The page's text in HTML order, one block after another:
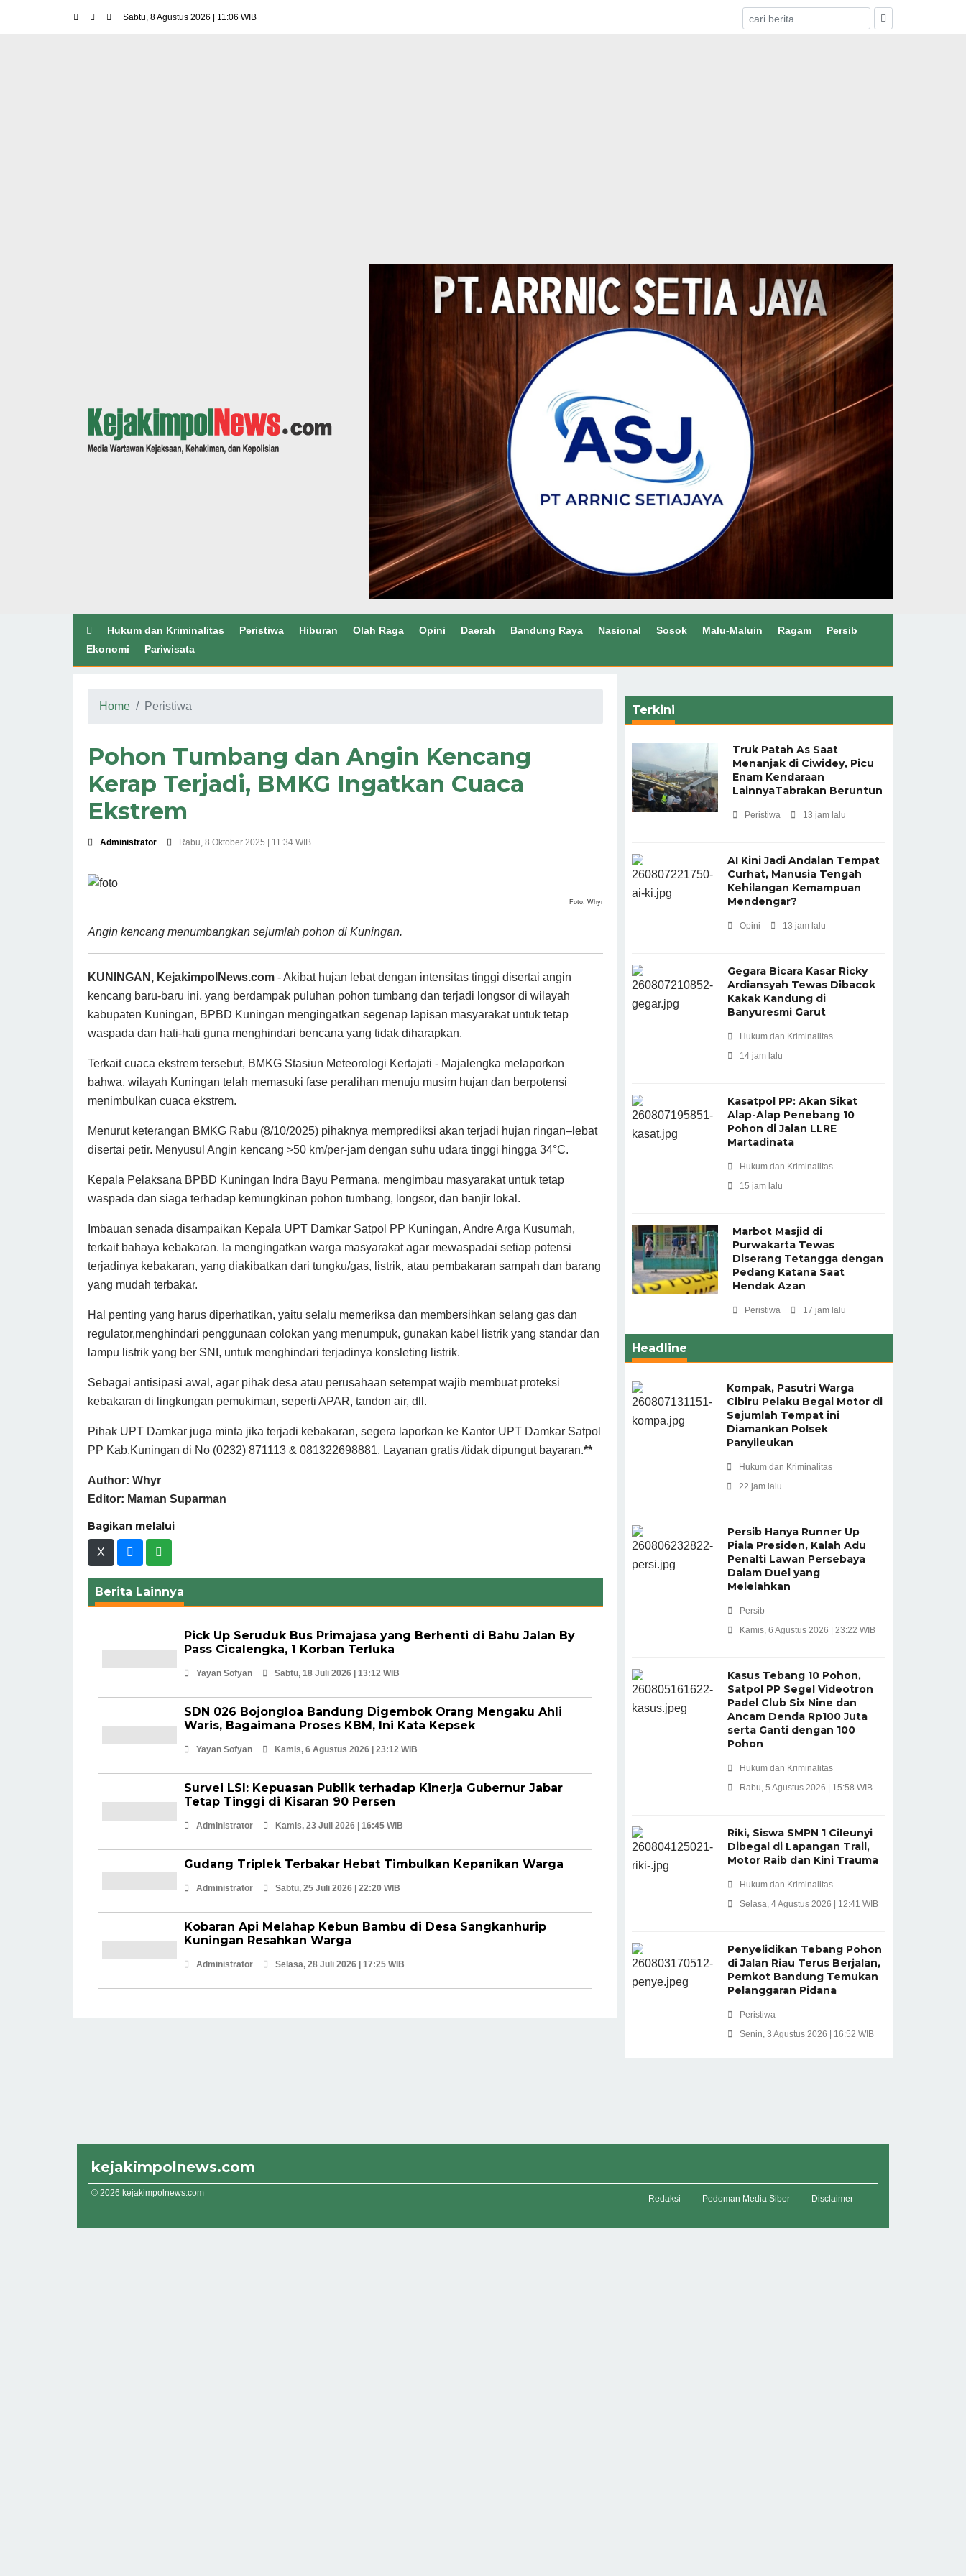
Sabtu, 8 Agustus 2026 | 11:06 WIB
Hukum dan Kriminalitas Peristiwa Hiburan Olah Raga Opini Daerah Bandung Raya Nasional Sosok Malu-Maluin Ragam
Persib
Ekonomi
Pariwisata
Home Peristiwa
Pohon Tumbang dan Angin Kencang
Kerap Terjadi, BMKG Ingatkan Cuaca
Ekstrem
Administrator Rabu, 8 Oktober 2025 | 11:34 WIB
Foto: Whyr
Angin kencang menumbangkan sejumlah pohon di Kuningan.
KUNINGAN, KejakimpolNews.com - Akibat hujan lebat dengan intensitas tinggi disertai angin
kencang baru-baru ini, yang berdampak puluhan pohon tumbang dan terjadi longsor di wilayah
kabupaten Kuningan, BPBD Kuningan mengingatkan segenap lapisan masyarakat untuk tetap
waspada dan hati-hati guna menghindari bencana yang tidak diharapkan.
Terkait cuaca ekstrem tersebut, BMKG Stasiun Meteorologi Kertajati - Majalengka melaporkan
bahwa, wilayah Kuningan telah memasuki fase peralihan menuju musim hujan dan berpotensi
menimbulkan cuaca ekstrem.
Menurut keterangan BMKG Rabu (8/10/2025) pihaknya memprediksi akan terjadi hujan ringan–lebat
disertai petir. Menyusul Angin kencang >50 km/per-jam dengan suhu udara tinggi hingga 34°C.
Kepala Pelaksana BPBD Kuningan Indra Bayu Permana, mengimbau masyarakat untuk tetap
waspada dan siaga terhadap kemungkinan pohon tumbang, longsor, dan banjir lokal.
Imbauan senada disampaikan Kepala UPT Damkar Satpol PP Kuningan, Andre Arga Kusumah,
terkait bahaya kebakaran. Ia mengingatkan warga masyarakat agar mewaspadai setiap potensi
terjadinya kebakaran, yang diakibatkan dari tungku/gas, listrik, atau pembakaran sampah dan barang
yang mudah terbakar.
Hal penting yang harus diperhatikan, yaitu selalu memeriksa dan membersihkan selang gas dan
regulator,menghindari penggunaan colokan yang menumpuk, gunakan kabel listrik yang standar dan
lampu listrik yang ber SNI, untuk menghindari terjadinya konsleting listrik.
Sebagai antisipasi awal, agar pihak desa atau perusahaan setempat wajib membuat proteksi
kebakaran di lingkungan pemukiman, seperti APAR, tandon air, dll.
Pihak UPT Damkar juga minta jika terjadi kebakaran, segera laporkan ke Kantor UPT Damkar Satpol
PP Kab.Kuningan di No (0232) 871113 & 081322698881. Layanan gratis /tidak dipungut bayaran.**
Author: Whyr
Editor: Maman Suparman
Bagikan melalui
X
Berita Lainnya
Pick Up Seruduk Bus Primajasa yang Berhenti di Bahu Jalan By
Pass Cicalengka, 1 Korban Terluka
Yayan Sofyan Sabtu, 18 Juli 2026 | 13:12 WIB
SDN 026 Bojongloa Bandung Digembok Orang Mengaku Ahli
Waris, Bagaimana Proses KBM, Ini Kata Kepsek
Yayan Sofyan Kamis, 6 Agustus 2026 | 23:12 WIB
Survei LSI: Kepuasan Publik terhadap Kinerja Gubernur Jabar
Tetap Tinggi di Kisaran 90 Persen
Administrator Kamis, 23 Juli 2026 | 16:45 WIB
Gudang Triplek Terbakar Hebat Timbulkan Kepanikan Warga
Administrator Sabtu, 25 Juli 2026 | 22:20 WIB
Kobaran Api Melahap Kebun Bambu di Desa Sangkanhurip
Kuningan Resahkan Warga
Administrator Selasa, 28 Juli 2026 | 17:25 WIB
Terkini
Truk Patah As Saat
Menanjak di Ciwidey, Picu
Enam Kendaraan
LainnyaTabrakan Beruntun
Peristiwa 13 jam lalu
AI Kini Jadi Andalan Tempat
Curhat, Manusia Tengah
Kehilangan Kemampuan
Mendengar?
Opini 13 jam lalu
Gegara Bicara Kasar Ricky
Ardiansyah Tewas Dibacok
Kakak Kandung di
Banyuresmi Garut
Hukum dan Kriminalitas
14 jam lalu
Kasatpol PP: Akan Sikat
Alap-Alap Penebang 10
Pohon di Jalan LLRE
Martadinata
Hukum dan Kriminalitas
15 jam lalu
Marbot Masjid di
Purwakarta Tewas
Diserang Tetangga dengan
Pedang Katana Saat
Hendak Azan
Peristiwa 17 jam lalu
Headline
Kompak, Pasutri Warga
Cibiru Pelaku Begal Motor di
Sejumlah Tempat ini
Diamankan Polsek
Panyileukan
Hukum dan Kriminalitas
22 jam lalu
Persib Hanya Runner Up
Piala Presiden, Kalah Adu
Penalti Lawan Persebaya
Dalam Duel yang
Melelahkan
Persib
Kamis, 6 Agustus 2026 | 23:22 WIB
Kasus Tebang 10 Pohon,
Satpol PP Segel Videotron
Padel Club Six Nine dan
Ancam Denda Rp100 Juta
serta Ganti dengan 100
Pohon
Hukum dan Kriminalitas
Rabu, 5 Agustus 2026 | 15:58 WIB
Riki, Siswa SMPN 1 Cileunyi
Dibegal di Lapangan Trail,
Motor Raib dan Kini Trauma
Hukum dan Kriminalitas
Selasa, 4 Agustus 2026 | 12:41 WIB
Penyelidikan Tebang Pohon
di Jalan Riau Terus Berjalan,
Pemkot Bandung Temukan
Pelanggaran Pidana
Peristiwa
Senin, 3 Agustus 2026 | 16:52 WIB
kejakimpolnews.com
© 2026 kejakimpolnews.com
Redaksi Pedoman Media Siber Disclaimer